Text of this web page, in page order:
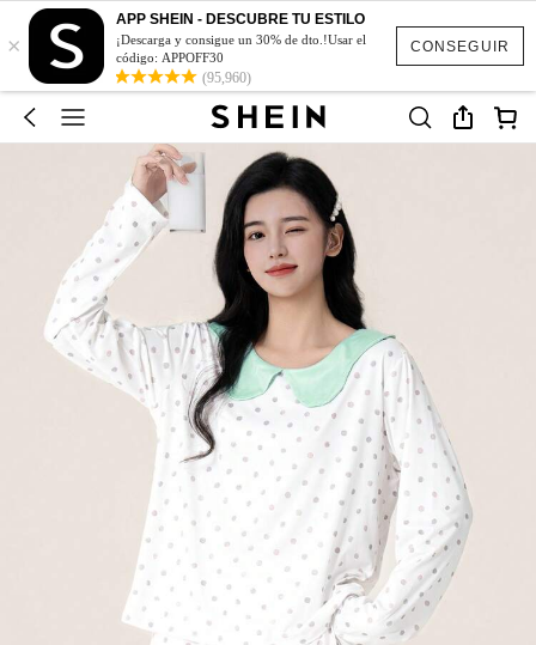
CONSEGUIR
×
APP SHEIN - DESCUBRE TU ESTILO
¡Descarga y consigue un 30% de dto.!Usar el
código: APPOFF30
(95,960)